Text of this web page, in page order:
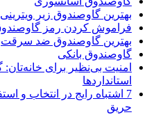
بهترین گاوصندوق زیر ویترینی
فراموش کردن رمز
بهترین گاوصندوق ضد سرقت
گاوصندوق بانکی
امنیت بی‌نظیر برای خانه‌تان:
استانداردها
7 اشتباه رایج در انتخاب و
حریق